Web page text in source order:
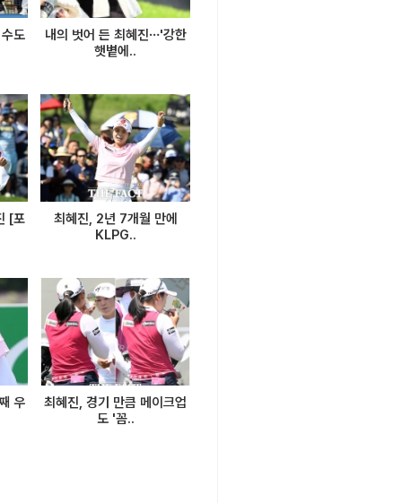
도
내의 벗어 든 최혜진…'강한
햇볕에..
[포
최혜진, 2년 7개월 만에
KLPG..
우
최혜진, 경기 만큼 메이크업
도 '꼼..